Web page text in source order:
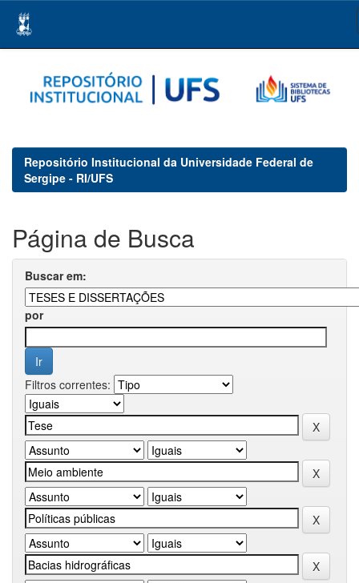
navigation
Repositório Institucional da Universidade Federal de
Sergipe - RI/UFS
Página de Busca
Buscar em:
por
Filtros correntes: